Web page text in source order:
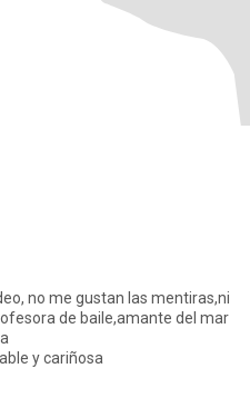
no me gustan las mentiras,ni
de baile,amante del mar
y cariñosa